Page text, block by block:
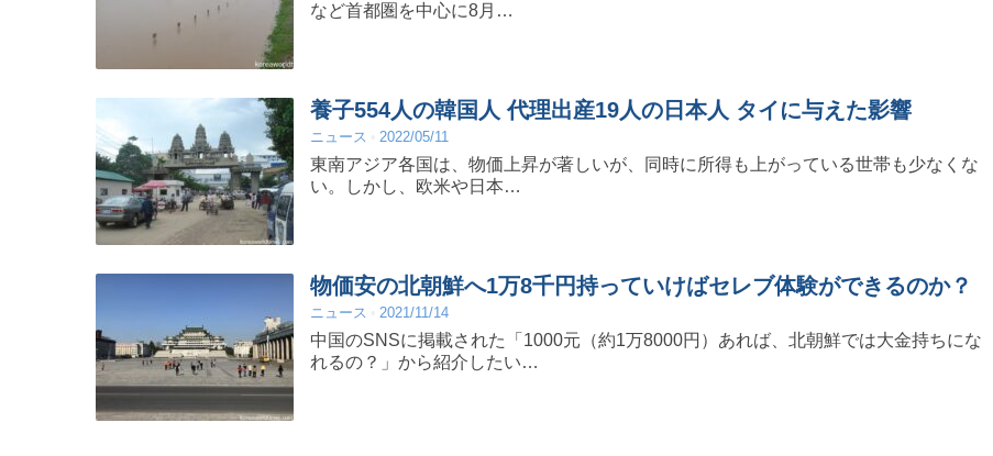
など首都圏を中心に8月…
養子554人の韓国人 代理出産19人の日本人 タイに与えた影響
ニュース 2022/05/11
東南アジア各国は、物価上昇が著しいが、同時に所得も上がっている世帯も少なくな
い。しかし、欧米や日本…
物価安の北朝鮮へ1万8千円持っていけばセレブ体験ができるのか？
ニュース 2021/11/14
中国のSNSに掲載された「1000元（約1万8000円）あれば、北朝鮮では大金持ちにな
れるの？」から紹介したい…